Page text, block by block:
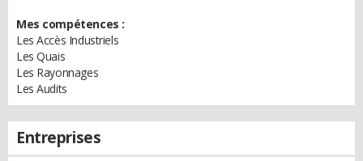
Mes compétences :
Les Accès Industriels
Les Quais
Les Rayonnages
Les Audits
Entreprises